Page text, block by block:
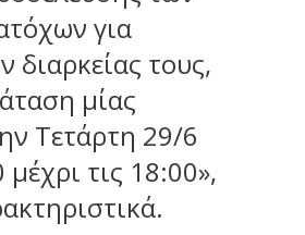
για
διαρκείας τους,
μίας
Τετάρτη 29/6
τις 18:00»,